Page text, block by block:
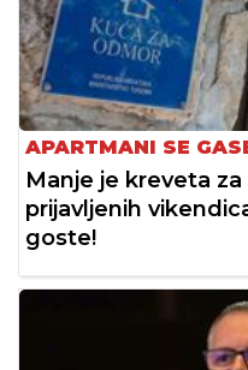
APARTMANI SE
Manje je kreveta za
prijavljenih
goste!